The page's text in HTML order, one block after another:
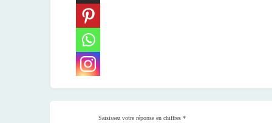
Saisissez votre réponse en chiffres *